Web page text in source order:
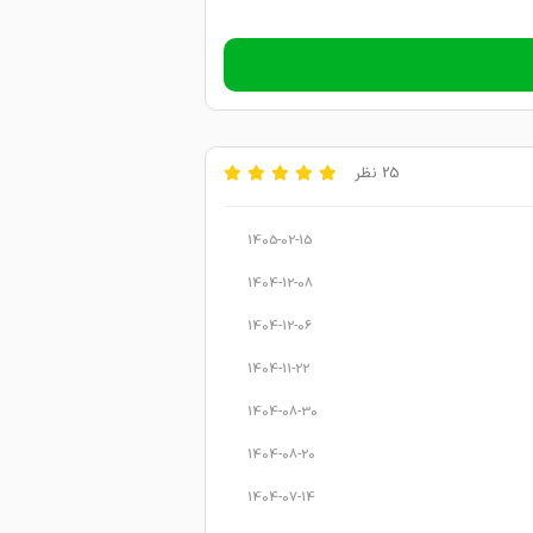
25 نظر
1405-02-15
1404-12-08
1404-12-06
1404-11-22
1404-08-30
1404-08-20
1404-07-14